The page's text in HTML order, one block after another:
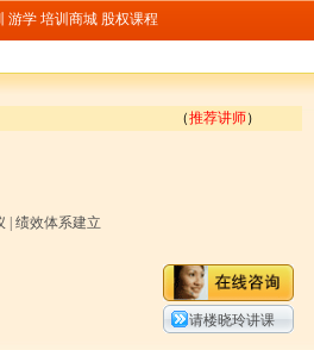
游学 培训商城 股权课程
（推荐讲师）
绩效体系建立
请楼晓玲讲课